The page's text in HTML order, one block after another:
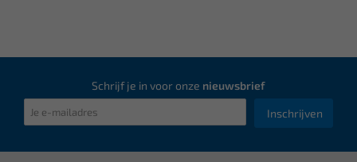
Schrijf je in voor onze nieuwsbrief
Inschrijven